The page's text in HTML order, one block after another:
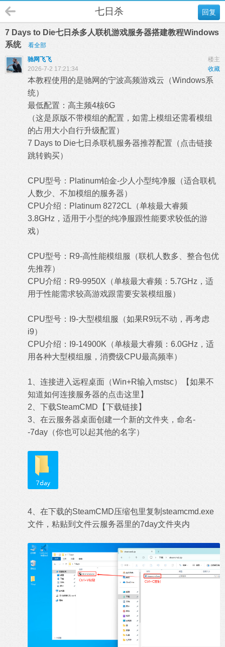
回复
七日杀
7 Days to Die七日杀多人联机游戏服务器搭建教程Windows
系统
看全部
楼主
驰网飞飞
收藏
2026-7-2 17:21:34
本教程使用的是驰网的宁波高频游戏云（Windows系
统）
最低配置：高主频4核6G
（这是原版不带模组的配置，如需上模组还需看模组
的占用大小自行升级配置）
7 Days to Die七日杀联机服务器推荐配置（ 点击链接
跳转购买）
CPU型号：Platinum铂金-少人小型纯净服（适合联机
人数少、不加模组的服务器）
CPU介绍：Platinum 8272CL（单核最大睿频
3.8GHz，适用于小型的纯净服跟性能要求较低的游
戏）
CPU型号：R9-高性能模组服（联机人数多、整合包优
先推荐）
CPU介绍：R9-9950X（单核最大睿频：5.7GHz，适
用于性能需求较高游戏跟需要安装模组服）
CPU型号：I9-大型模组服（如果R9玩不动，再考虑
i9）
CPU介绍：I9-14900K（单核最大睿频：6.0GHz，适
用各种大型模组服，消费级CPU最高频率）
1、连接进入远程桌面（Win+R输入mstsc）【如果不
知道如何连接服务器的点击这里 】
2、下载SteamCMD【下载链接】
3、在云服务器桌面创建一个新的文件夹，命名-
-7day（你也可以起其他的名字）
4、在下载的SteamCMD压缩包里复制steamcmd.exe
文件，粘贴到文件云服务器里的7day文件夹内